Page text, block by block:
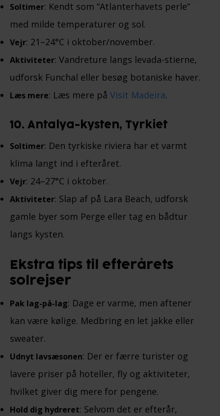
Soltimer: Kendt som “Atlanterhavets perle”
med milde temperaturer og sol.
Vejr: 21–24°C i oktober/november.
Aktiviteter: Vandreture langs levada-stierne,
udforsk Funchal eller besøg botaniske haver.
Læs mere: Læs mere på Visit Madeira.
10. Antalya-kysten, Tyrkiet
Soltimer: Den tyrkiske riviera har et varmt
klima langt ind i efteråret.
Vejr: 24–27°C i oktober.
Aktiviteter: Slap af på Lara Beach, udforsk
gamle byer som Perge eller tag en bådtur
langs kysten.
Ekstra tips til efterårets
solrejser
Pak lag-på-lag: Dage er varme, men aftener
kan være kølige. Medbring en let jakke eller
sweater.
Udnyt lavsæsonen: Der er færre turister og
lavere priser på hoteller, fly og aktiviteter,
hvilket giver dig mere for pengene.
Hold dig hydreret: Selvom det er efterår,